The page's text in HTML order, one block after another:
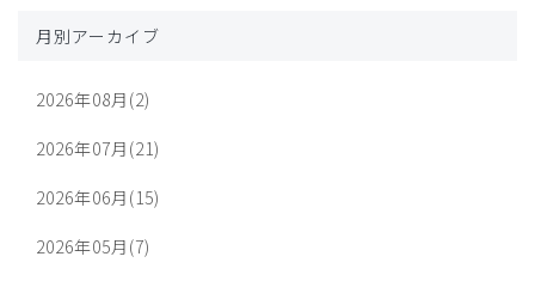
月別アーカイブ
2026年08月(2)
2026年07月(21)
2026年06月(15)
2026年05月(7)